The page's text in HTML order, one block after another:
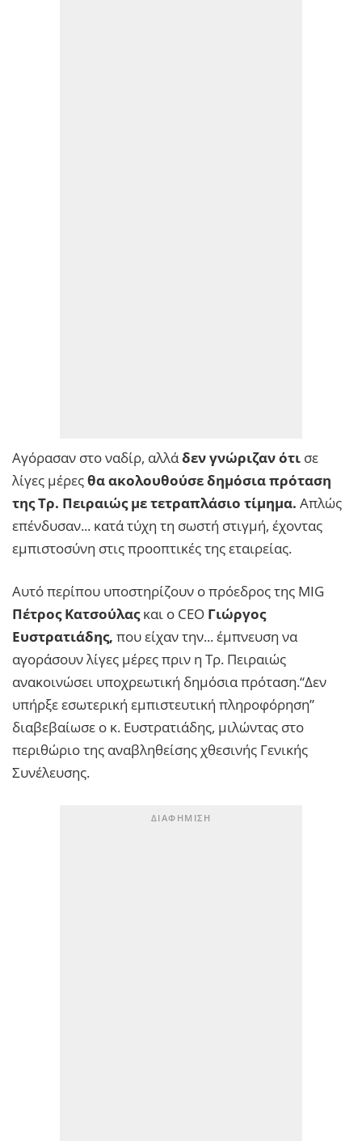
Αγόρασαν στο ναδίρ, αλλάδεν γνώριζαν ότι σε
λίγες μέρεςθα ακολουθούσεδημόσια πρόταση
της Τρ. Πειραιώς με τετραπλάσιο τίμημα. Απλώς
επένδυσαν... κατά τύχη τη σωστή στιγμή, έχοντας
εμπιστοσύνη στις προοπτικές της εταιρείας.
Αυτό περίπου υποστηρίζουν ο πρόεδρος της MIG
Πέτρος Κατσούλαςκαι ο CEO Γιώργος
Ευστρατιάδης, που είχαν την... έμπνευση να
αγοράσουν λίγες μέρες πριν η Τρ. Πειραιώς
ανακοινώσει υποχρεωτική δημόσια πρόταση.“Δεν
υπήρξε εσωτερική εμπιστευτική πληροφόρηση”
διαβεβαίωσε ο κ. Ευστρατιάδης, μιλώντας στο
περιθώριο της αναβληθείσης χθεσινής Γενικής
Συνέλευσης.